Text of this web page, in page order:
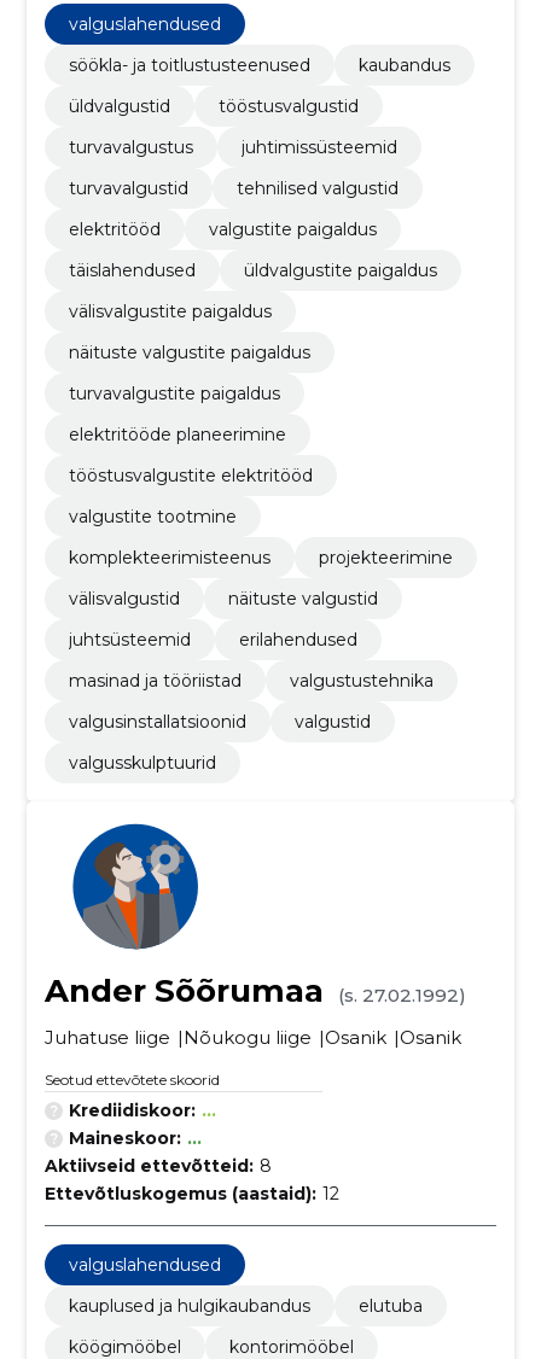
valguslahendused
söökla- ja toitlustusteenused
kaubandus
üldvalgustid
tööstusvalgustid
turvavalgustus
juhtimissüsteemid
turvavalgustid
tehnilised valgustid
elektritööd
valgustite paigaldus
täislahendused
üldvalgustite paigaldus
välisvalgustite paigaldus
näituste valgustite paigaldus
turvavalgustite paigaldus
elektritööde planeerimine
tööstusvalgustite elektritööd
valgustite tootmine
komplekteerimisteenus
projekteerimine
välisvalgustid
näituste valgustid
juhtsüsteemid
erilahendused
masinad ja tööriistad
valgustustehnika
valgusinstallatsioonid
valgustid
valgusskulptuurid
Ander Sõõrumaa
(s. 27.02.1992)
Juhatuse liige
Nõukogu liige Osanik Osanik
Seotud ettevõtete skoorid
Krediidiskoor: ...
Maineskoor: ...
Aktiivseid ettevõtteid: 8
Ettevõtluskogemus (aastaid): 12
valguslahendused
kauplused ja hulgikaubandus
elutuba
köögimööbel
kontorimööbel